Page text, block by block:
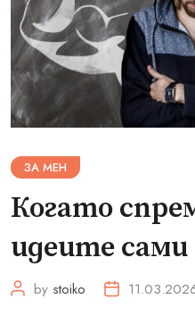
ЗА МЕН
Когато
идеите
by stoiko